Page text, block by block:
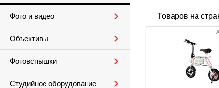
Фото и видео
Объективы
Фотовспышки
Студийное оборудование
Товаров на